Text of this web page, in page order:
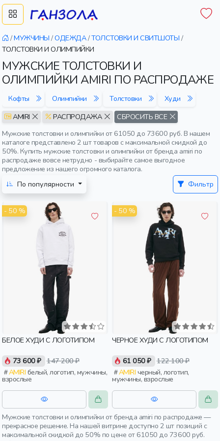
/МУЖЧИНЫ /ОДЕЖДА/ТОЛСТОВКИ И СВИТШОТЫ /
ТОЛСТОВКИ И ОЛИМПИЙКИ
МУЖСКИЕ ТОЛСТОВКИ И
ОЛИМПИЙКИ AMIRI ПО РАСПРОДАЖЕ
Кофты Олимпийки Толстовки
Худи
AMIRI
РАСПРОДАЖА
СБРОСИТЬ ВСЕ
Мужские толстовки и олимпийки от 61050 до 73600 руб. В нашем
каталоге представлено 2 шт товаров с максимальной скидкой до
50%. Купить мужские толстовки и олимпийки от бренда amiri по
распродаже вовсе нетрудно - выбирайте самое выгодное
предложение из нашего огромного каталога.
По популярности
Фильтр
- 50 %
БЕЛОЕ ХУДИ С ЛОГОТИПОМ
73 600 ₽ 147 200 ₽
AMIRI
взрослые
- 50 %
ЧЕРНОЕ ХУДИ С ЛОГОТИПОМ
61 050 ₽ 122 100 ₽
AMIRI
мужчины, взрослые
Мужские толстовки и олимпийки от бренда amiri по распродаже —
прекрасное решение. На нашей витрине доступно 2 шт позиций с
максимальной скидкой до 50% по цене от 61050 до 73600 руб.